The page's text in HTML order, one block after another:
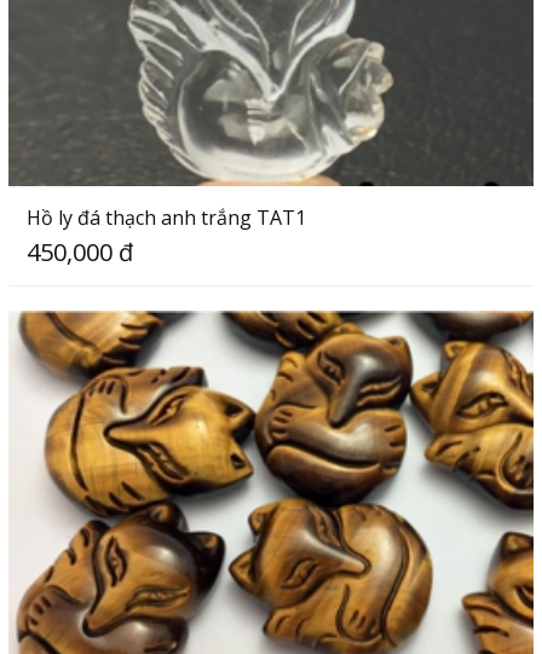
Hồ ly đá thạch anh trắng TAT1
450,000 đ